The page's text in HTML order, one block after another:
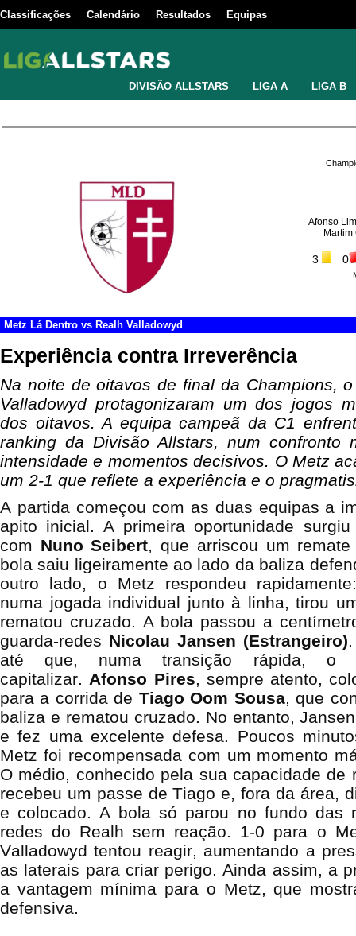
Classificações Calendário Resultados Equipas
DIVISÃO ALLSTARS LIGA A LIGA B
Afonso
3 0
Metz Lá Dentro vs Realh Valladowyd
Experiência contra Irreverência
Na noite de oitavos de final da Champions,
Valladowyd protagonizaram um dos jogos
dos oitavos. A equipa campeã da C1
ranking da Divisão Allstars, num confronto
intensidade e momentos decisivos. O Metz
um 2-1 que reflete a experiência e o
A partida começou com as duas equipas a
apito inicial. A primeira oportunidade
com Nuno Seibert, que arriscou um
bola saiu ligeiramente ao lado da baliza
outro lado, o Metz respondeu
numa jogada individual junto à linha, tirou
rematou cruzado. A bola passou a
guarda-redes Nicolau Jansen (Estrangeiro)
até que, numa transição rápida, o
capitalizar. Afonso Pires, sempre atento,
para a corrida de Tiago Oom Sousa, que
baliza e rematou cruzado. No entanto, Jansen
e fez uma excelente defesa. Poucos
Metz foi recompensada com um momento
O médio, conhecido pela sua capacidade de
recebeu um passe de Tiago e, fora da área,
e colocado. A bola só parou no fundo das
redes do Realh sem reação. 1-0 para o
Valladowyd tentou reagir, aumentando a
as laterais para criar perigo. Ainda assim, a
a vantagem mínima para o Metz, que
defensiva.